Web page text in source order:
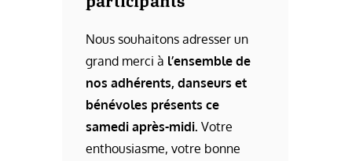
Nous souhaitons adresser un
grand merci à l’ensemble de
nos adhérents, danseurs et
bénévoles présents ce
samedi après-midi. Votre
enthousiasme, votre bonne